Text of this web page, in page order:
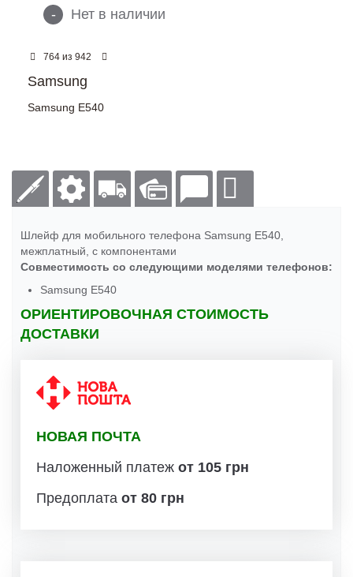
- Нет в наличии
764 из 942
Samsung
Samsung E540
Шлейф для мобильного телефона Samsung E540,
межплатный, с компонентами
Совместимость со следующими моделями телефонов:
Samsung E540
ОРИЕНТИРОВОЧНАЯ СТОИМОСТЬ
ДОСТАВКИ
НОВАЯ ПОЧТА
Наложенный платеж от 105 грн
Предоплата от 80 грн